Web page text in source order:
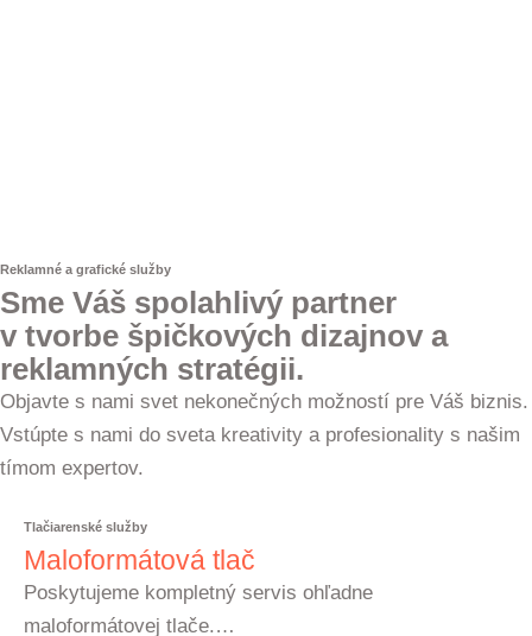
Reklamné a grafické služby
Sme Váš spolahlivý partner
v tvorbe špičkových dizajnov a
reklamných stratégii.
Objavte s nami svet nekonečných možností pre Váš biznis.
Vstúpte s nami do sveta kreativity a profesionality s našim
tímom expertov.
Tlačiarenské služby
Maloformátová tlač
Poskytujeme kompletný servis ohľadne
maloformátovej tlače.…